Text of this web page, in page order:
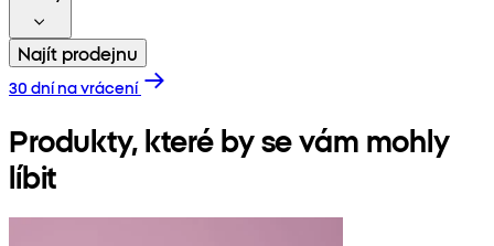
Najít prodejnu
30 dní na vrácení
Produkty, které by se vám mohly
líbit